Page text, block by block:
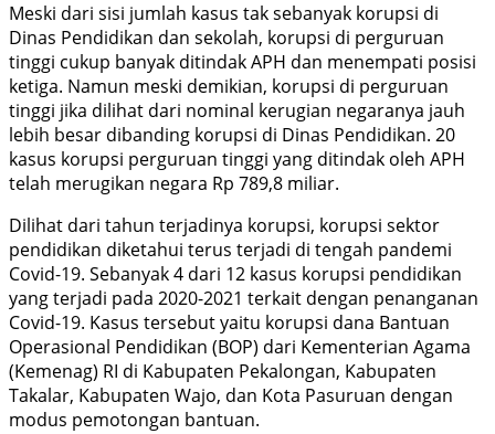
Meski dari sisi jumlah kasus tak sebanyak korupsi di
Dinas Pendidikan dan sekolah, korupsi di perguruan
tinggi cukup banyak ditindak APH dan menempati posisi
ketiga. Namun meski demikian, korupsi di perguruan
tinggi jika dilihat dari nominal kerugian negaranya jauh
lebih besar dibanding korupsi di Dinas Pendidikan. 20
kasus korupsi perguruan tinggi yang ditindak oleh APH
telah merugikan negara Rp 789,8 miliar.
Dilihat dari tahun terjadinya korupsi, korupsi sektor
pendidikan diketahui terus terjadi di tengah pandemi
Covid-19. Sebanyak 4 dari 12 kasus korupsi pendidikan
yang terjadi pada 2020-2021 terkait dengan penanganan
Covid-19. Kasus tersebut yaitu korupsi dana Bantuan
Operasional Pendidikan (BOP) dari Kementerian Agama
(Kemenag) RI di Kabupaten Pekalongan, Kabupaten
Takalar, Kabupaten Wajo, dan Kota Pasuruan dengan
modus pemotongan bantuan.